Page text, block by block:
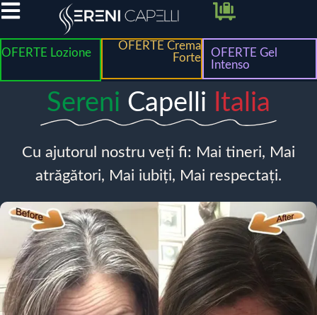
OFERTE Lozione
OFERTE Crema
Forte
OFERTE Gel
Intenso
Sereni Capelli Italia
Cu ajutorul nostru veți fi: Mai tineri, Mai
atrăgători, Mai iubiți, Mai respectați.